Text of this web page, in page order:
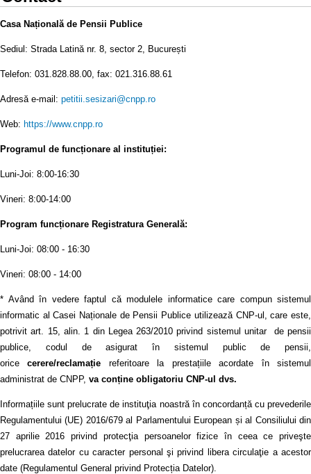
Casa Națională de Pensii Publice
Sediul: Strada Latină nr. 8, sector 2, București
Telefon: 031.828.88.00, fax: 021.316.88.61
Adresă e-mail: petitii.sesizari@cnpp.ro
Web: https://www.cnpp.ro
Programul de funcționare al instituției:
Luni-Joi: 8:00-16:30
Vineri: 8:00-14:00
Program funcționare Registratura Generală:
Luni-Joi: 08:00 - 16:30
Vineri: 08:00 - 14:00
* Având în vedere faptul că modulele informatice care compun sistemul
informatic al Casei Naționale de Pensii Publice utilizează CNP-ul, care este,
potrivit art. 15, alin. 1 din Legea 263/2010 privind sistemul unitar de pensii
publice, codul de asigurat în sistemul public de pensii,
oricecerere/reclamație referitoare la prestațiile acordate în sistemul
administrat de CNPP, va conține obligatoriu CNP-ul dvs.
Informațiile sunt prelucrate de instituţia noastră în concordanță cu prevederile
Regulamentului (UE) 2016/679 al Parlamentului European și al Consiliului din
27 aprilie 2016 privind protecţia persoanelor fizice în ceea ce priveşte
prelucrarea datelor cu caracter personal şi privind libera circulaţie a acestor
date (Regulamentul General privind Protecția Datelor).